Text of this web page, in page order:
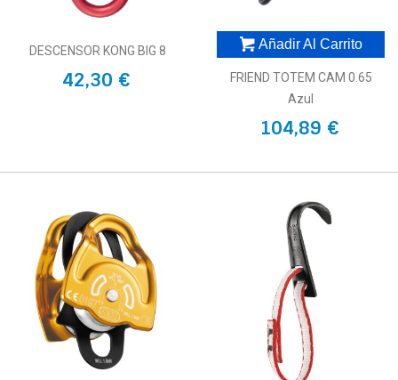
DESCENSOR KONG BIG 8
42,30 €
Añadir Al Carrito
FRIEND TOTEM CAM 0.65
Azul
104,89 €